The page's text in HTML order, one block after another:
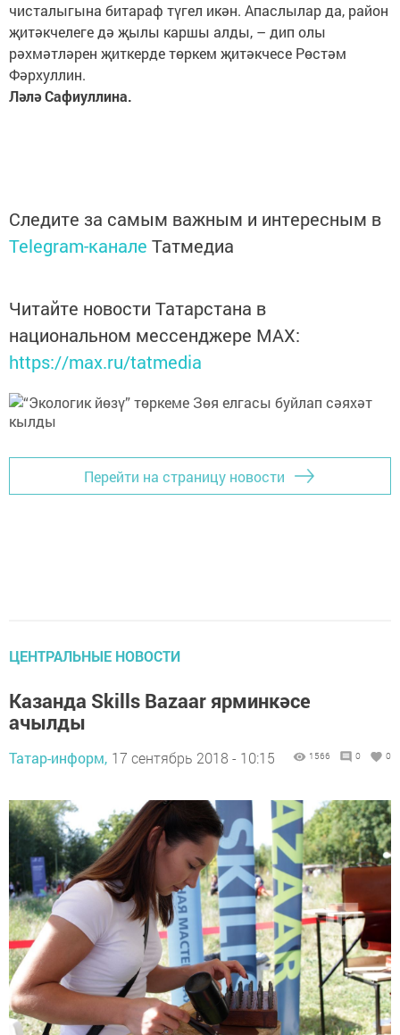
чисталыгына битараф түгел икән. Апаслылар да, район
җитәкчелеге дә җылы каршы алды, – дип олы
рәхмәтләрен җиткерде төркем җитәкчесе Рөстәм
Фәрхуллин.
Ләлә Сафиуллина.
Следите за самым важным и интересным в
Telegram-канале Татмедиа
Читайте новости Татарстана в
национальном мессенджере MАХ:
https://max.ru/tatmedia
Перейти на страницу новости
ЦЕНТРАЛЬНЫЕ НОВОСТИ
Казанда Skills Bazaar ярминкәсе
ачылды
Татар-информ, 17 сентябрь 2018 - 10:15 1566 0 0